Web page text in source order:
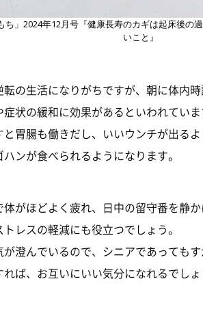
ち」2024年12月号『健康長寿のカギは起床後の
いこと』
の生活になりがちですが、朝に体内
状の緩和に効果があるといわれていま
と胃腸も働きだし、いいウンチが出る
ンが食べられるようになります。
がほどよく疲れ、日中の留守番を静
レスの軽減にも役立つでしょう。
澄んでいるので、シニアであっても
ば、お互いにいい気分になれるでしょ